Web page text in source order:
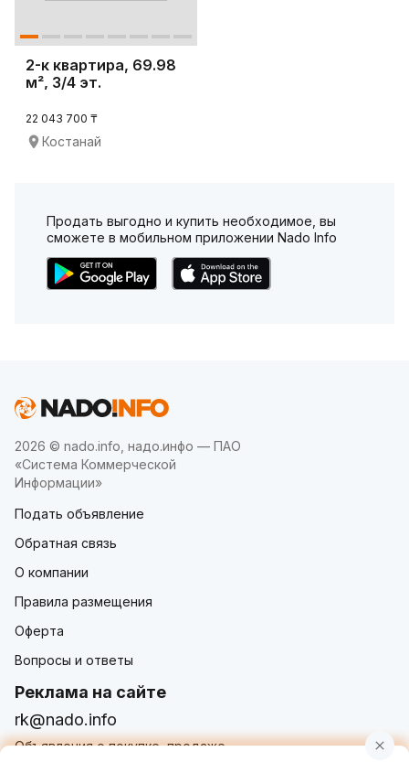
2-к квартира, 69.98
м², 3/4 эт.
22 043 700 ₸
Костанай
Продать выгодно и купить необходимое, вы
сможете в мобильном приложении Nado Info
2026 © nado.info, надо.инфо — ПАО
«Система Коммерческой
Информации»
Подать объявление
Обратная связь
О компании
Правила размещения
Оферта
Вопросы и ответы
Реклама на сайте
rk@nado.info
Объявления о покупке, продаже,